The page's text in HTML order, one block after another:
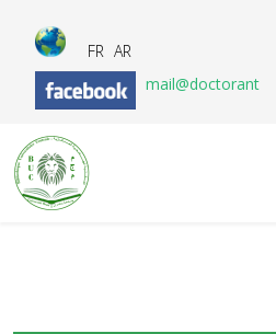
FR AR
mail@doctorant